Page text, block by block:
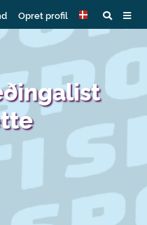
Opret profil